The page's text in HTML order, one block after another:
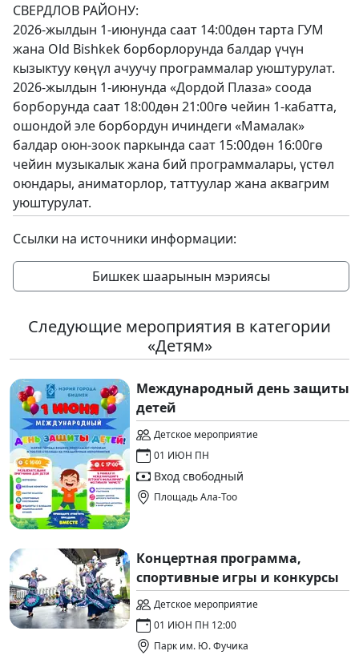
СВЕРДЛОВ РАЙОНУ:
2026-жылдын 1-июнунда саат 14:00дөн тарта ГУМ
жана Old Bishkek борборлорунда балдар үчүн
кызыктуу көңүл ачуучу программалар уюштурулат.
2026-жылдын 1-июнунда «Дордой Плаза» соода
борборунда саат 18:00дөн 21:00гө чейин 1-кабатта,
ошондой эле борбордун ичиндеги «Мамалак»
балдар оюн-зоок паркында саат 15:00дөн 16:00гө
чейин музыкалык жана бий программалары, үстөл
оюндары, аниматорлор, таттуулар жана аквагрим
уюштурулат.
Ссылки на источники информации:
Бишкек шаарынын мэриясы
Следующие мероприятия в категории
«Детям»
Международный день защиты
детей
Детское мероприятие
01 ИЮН ПН
Вход свободный
Площадь Ала-Тоо
Концертная программа,
спортивные игры и конкурсы
Детское мероприятие
01 ИЮН ПН 12:00
Парк им. Ю. Фучика